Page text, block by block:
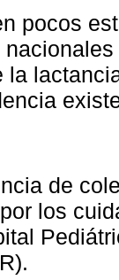
pocos
la
de
los